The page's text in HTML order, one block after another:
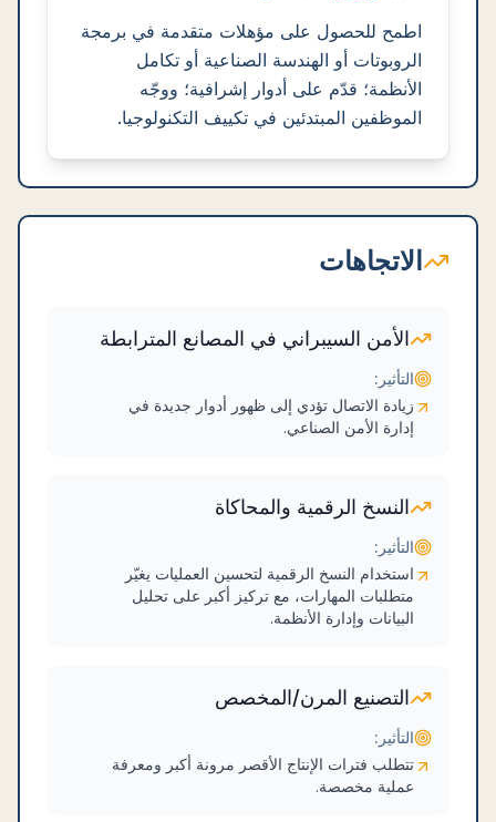
اطمح للحصول على مؤهلات متقدمة في برمجة
الروبوتات أو الهندسة الصناعية أو تكامل
الأنظمة؛ قدّم على أدوار إشرافية؛ ووجّه
الموظفين المبتدئين في تكييف التكنولوجيا.
الاتجاهات
الأمن السيبراني في المصانع المترابطة
التأثير:
زيادة الاتصال تؤدي إلى ظهور أدوار جديدة في
إدارة الأمن الصناعي.
النسخ الرقمية والمحاكاة
التأثير:
استخدام النسخ الرقمية لتحسين العمليات يغيّر
متطلبات المهارات، مع تركيز أكبر على تحليل
البيانات وإدارة الأنظمة.
التصنيع المرن/المخصص
التأثير:
تتطلب فترات الإنتاج الأقصر مرونة أكبر ومعرفة
عملية مخصصة.